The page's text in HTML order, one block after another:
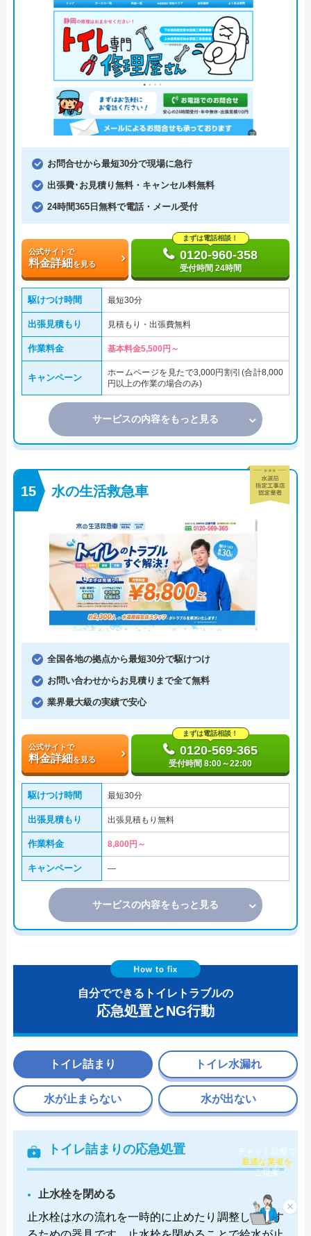
お問合せから最短30分で現場に急行
出張費･お見積り無料・キャンセル料無料
24時間365日無料で電話・メール受付
公式サイトで
料金詳細を見る
まずは電話相談！
0120-960-358
受付時間 24時間
駆けつけ時間 最短30分
出張見積もり 見積もり・出張費無料
作業料金 基本料金5,500円～
キャンペーン
ホームページを見たで3,000円割引(合計8,000
円以上の作業の場合のみ)
サービスの内容をもっと見る
水の生活救急車
全国各地の拠点から最短30分で駆けつけ
お問い合わせからお見積りまで全て無料
業界最大級の実績で安心
公式サイトで
料金詳細を見る
まずは電話相談！
0120-569-365
受付時間 8:00～22:00
駆けつけ時間 最短30分
出張見積もり 出張見積もり無料
作業料金 8,800円～
キャンペーン ―
サービスの内容をもっと見る
自分でできるトイレトラブルの
応急処置とNG行動
トイレ詰まり
トイレ詰まりの応急処置
止水栓を閉める
止水栓は水の流れを一時的に止めたり調整したりす
トイレ水漏れ
水が止まらない 水が出ない
×
チャット診断で
最適な業者を
ご提案